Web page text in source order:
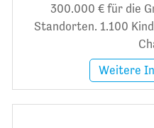
300.000 € für die
Standorten. 1.100
Weitere